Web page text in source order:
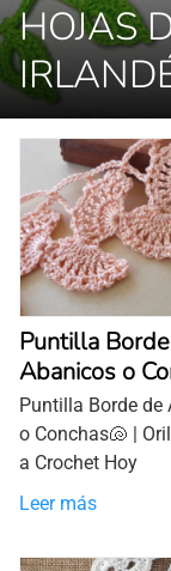
HOJAS
Puntilla
Abanicos o
Puntilla Borde de
o Conchas🐚 |
a Crochet Hoy
Leer más